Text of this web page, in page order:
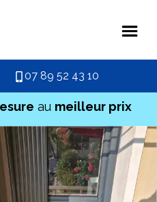
07 89 52 43 10
au meilleur prix